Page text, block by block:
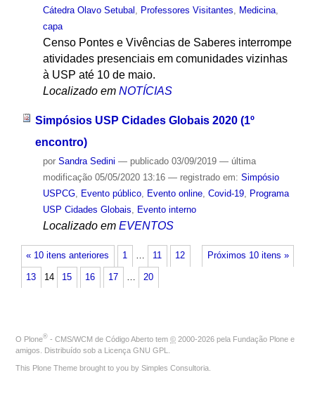
Cátedra Olavo Setubal
Professores Visitantes Medicina,
capa
Censo Pontes e Vivências de Saberes interrompe
atividades presenciais em comunidades vizinhas
à USP até 10 de maio.
Localizado em NOTÍCIAS
Simpósios USP Cidades Globais 2020 (1º
encontro)
por Sandra Sedini — publicado03/09/2019 — última
modificação05/05/2020 13:16 — registrado em: Simpósio
USPCG, Evento público, Evento online, Covid-19, Programa
USP Cidades Globais, Evento interno
Localizado em EVENTOS
« 10 itens anteriores Próximos 10 itens »
1 … 11 12
13 14 15 16 17 … 20
O Plone® - CMS/WCM de Código Aberto tem © 2000-2026 pela Fundação Plone e
amigos. Distribuído sob a Licença GNU GPL
This Plone Theme brought to you by Simples Consultoria